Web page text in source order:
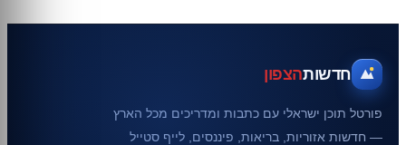
חדשותהצפון
פורטל תוכן ישראלי עם כתבות ומדריכים מכל הארץ
— חדשות אזוריות, בריאות, פיננסים, לייף סטייל